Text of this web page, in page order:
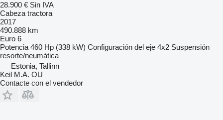
28.900 € Sin IVA
Cabeza tractora
2017
490.888 km
Euro 6
Potencia 460 Hp (338 kW) Configuración del eje 4x2 Suspensión
resorte/neumática
Estonia, Tallinn
Keil M.A. OU
Contacte con el vendedor